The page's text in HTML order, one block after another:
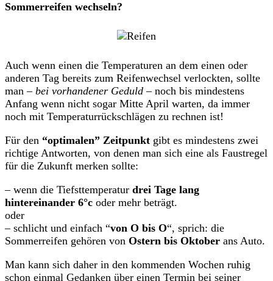
Sommerreifen wechseln?
Auch wenn einen die Temperaturen an dem einen oder
anderen Tag bereits zum Reifenwechsel verlockten, sollte
man – bei vorhandener Geduld– noch bis mindestens
Anfang wenn nicht sogar Mitte April warten, da immer
noch mit Temperaturrückschlägen zu rechnen ist!
Für den “optimalen” Zeitpunkt gibt es mindestens zwei
richtige Antworten, von denen man sich eine als Faustregel
für die Zukunft merken sollte:
– wenn die Tiefsttemperatur drei Tage lang
hintereinander 6°c oder mehr beträgt.
oder
– schlicht und einfach “von O bis O“, sprich: die
Sommerreifen gehören von Ostern bis Oktober ans Auto.
Man kann sich daher in den kommenden Wochen ruhig
schon einmal Gedanken über einen Termin bei seiner